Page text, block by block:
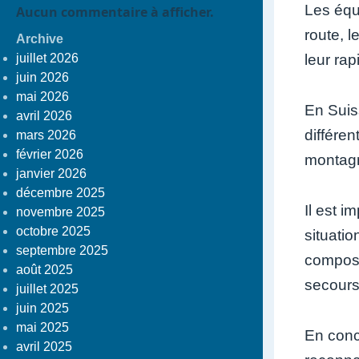
Aucun commentaire à afficher.
Archive
juillet 2026
juin 2026
mai 2026
avril 2026
mars 2026
février 2026
janvier 2026
décembre 2025
novembre 2025
octobre 2025
septembre 2025
août 2025
juillet 2025
juin 2025
mai 2025
avril 2025
Les
route,
leur
En
Il est
En